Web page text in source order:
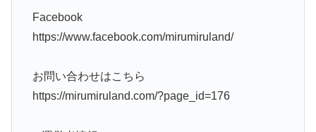
Facebook
https://www.facebook.com/mirumiruland/
お問い合わせはこちら
https://mirumiruland.com/?page_id=176